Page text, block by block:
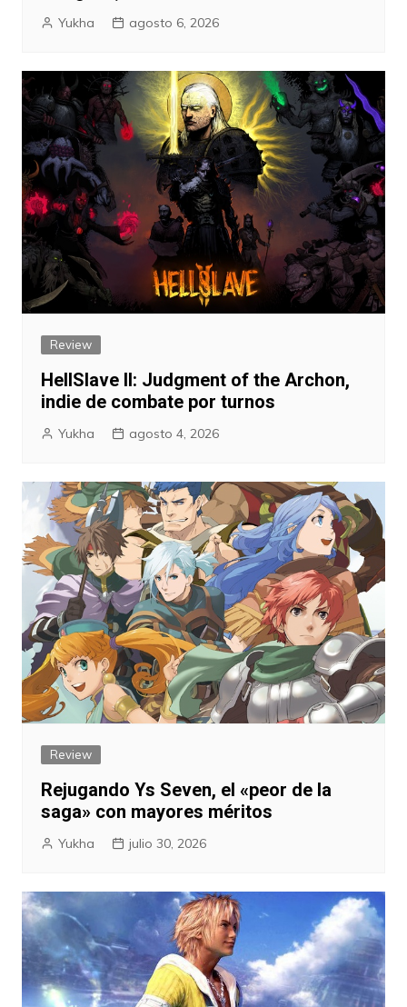
Yukha agosto 6, 2026
Review
HellSlave II: Judgment of the Archon,
indie de combate por turnos
Yukha agosto 4, 2026
Review
Rejugando Ys Seven, el «peor de la
saga» con mayores méritos
Yukha julio 30, 2026